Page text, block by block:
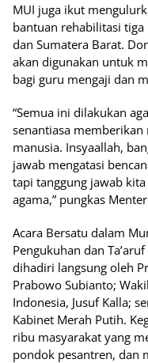
MUI juga ikut
bantuan rehabilitasi tiga
dan Sumatera Barat.
akan digunakan untuk
bagi guru mengaji dan
“Semua ini dilakukan
senantiasa
manusia. Insyaallah,
jawab mengatasi
tapi tanggung jawab
agama,” pungkas
Acara Bersatu dalam
Pengukuhan dan
dihadiri langsung oleh
Prabowo Subianto;
Indonesia, Jusuf Kalla;
Kabinet Merah Putih.
ribu masyarakat yang
pondok pesantren, dan